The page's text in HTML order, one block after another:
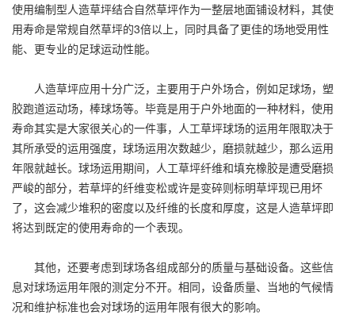
使用编制型人造草坪结合自然草坪作为一整层地面铺设材料，其使
用寿命是常规自然草坪的3倍以上，同时具备了更佳的场地受用性
能、更专业的足球运动性能。
人造草坪应用十分广泛，主要用于户外场合，例如足球场，塑
胶跑道运动场，棒球场等。毕竟是用于户外地面的一种材料，使用
寿命其实是大家很关心的一件事，人工草坪球场的运用年限取决于
其所承受的运用强度，球场运用次数越少，磨损就越少，那么运用
年限就越长。球场运用期间，人工草坪纤维和填充橡胶是遭受磨损
严峻的部分，若草坪的纤维变松或许是变碎则标明草坪现已用坏
了，这会减少堆积的密度以及纤维的长度和厚度，这是人造草坪即
将达到既定的使用寿命的一个表现。
其他，还要考虑到球场各组成部分的质量与基础设备。这些信
息对球场运用年限的测定分不开。相同，设备质量、当地的气候情
况和维护标准也会对球场的运用年限有很大的影响。